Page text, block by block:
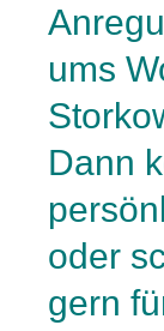
ums
Dann
oder
gern